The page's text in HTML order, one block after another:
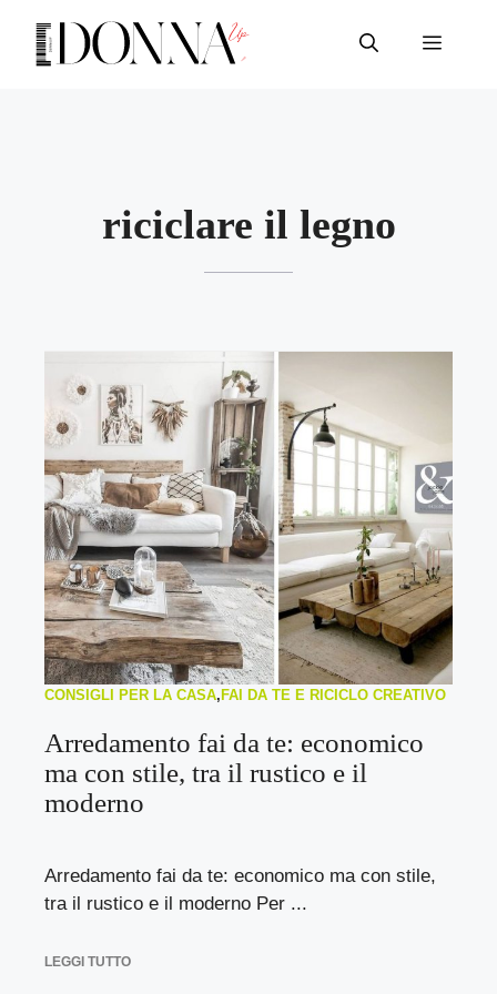
contenuto
Menu
riciclare il legno
CONSIGLI PER LA CASA, FAI DA TE E RICICLO CREATIVO
Arredamento fai da te: economico
ma con stile, tra il rustico e il
moderno
Arredamento fai da te: economico ma con stile,
tra il rustico e il moderno Per ...
LEGGI TUTTO